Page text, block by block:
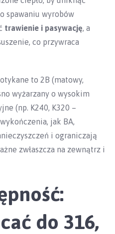
spawaniu wyrobów
trawienie i pasywację, a
co przywraca
to 2B (matowy,
wyżarzany o wysokim
(np. K240, K320 –
jak BA,
i ograniczają
zwłaszcza na zewnątrz i
do 316,